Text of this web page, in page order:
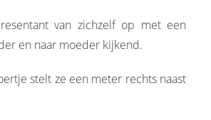
van zichzelf op met een
en naar moeder kijkend.
stelt ze een meter rechts naast